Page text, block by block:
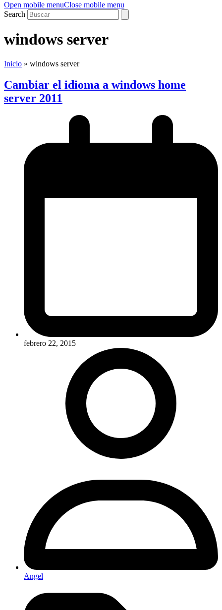
Open mobile menuClose mobile menu
Search
windows server
Inicio » windows server
Cambiar el idioma a windows home
server 2011
febrero 22, 2015
Angel